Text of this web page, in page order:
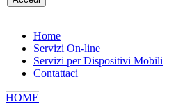
Home
Servizi On-line
Servizi per Dispositivi Mobili
Contattaci
HOME